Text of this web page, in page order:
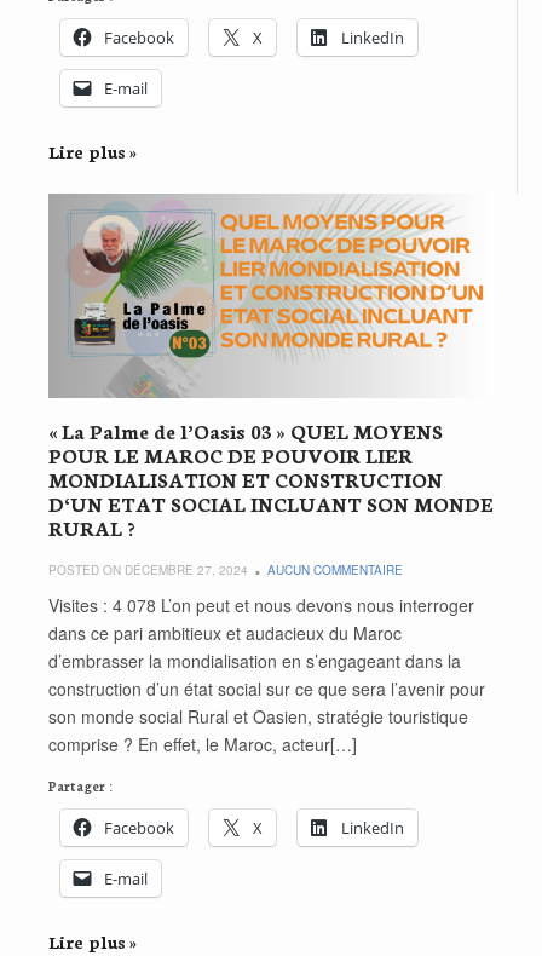
Facebook X LinkedIn
E-mail
Lire plus »
« La Palme de l’Oasis 03 » QUEL MOYENS
POUR LE MAROC DE POUVOIR LIER
MONDIALISATION ET CONSTRUCTION
D‘UN ETAT SOCIAL INCLUANT SON MONDE
RURAL ?
POSTED ON DÉCEMBRE 27, 2024 AUCUN COMMENTAIRE
Visites : 4 078 L’on peut et nous devons nous interroger
dans ce pari ambitieux et audacieux du Maroc
d’embrasser la mondialisation en s’engageant dans la
construction d’un état social sur ce que sera l’avenir pour
son monde social Rural et Oasien, stratégie touristique
comprise ? En effet, le Maroc, acteur[…]
Partager :
Facebook X LinkedIn
E-mail
Lire plus »